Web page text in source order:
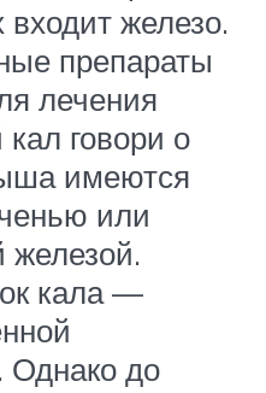
входит железо.
препараты
лечения
говори о
имеются
или
железой.
кала —
Однако до